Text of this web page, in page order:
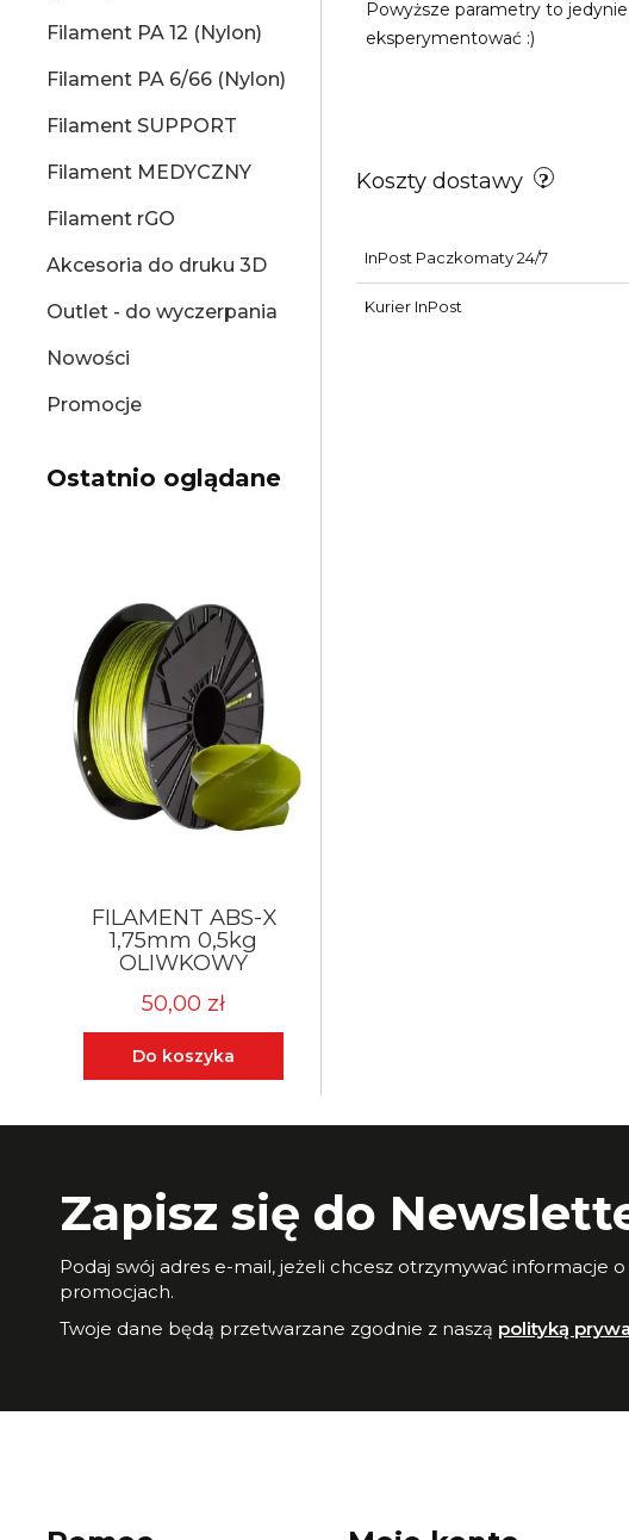
Filament PA 12 (Nylon)
Filament PA 6/66 (Nylon)
Filament SUPPORT
Filament MEDYCZNY
Filament rGO
Akcesoria do druku 3D
Outlet - do wyczerpania
Nowości
Promocje
Ostatnio oglądane
FILAMENT ABS-X
1,75mm 0,5kg
OLIWKOWY
50,00 zł
Do koszyka
Powyższe parametry to
eksperymentować :)
Koszty dostawy
InPost Paczkomaty 24/7
Kurier InPost
Zapisz się do
Podaj swój adres e-mail, jeżeli chcesz otrzymywać informacje
promocjach.
Twoje dane będą przetwarzane zgodnie z naszą polityką